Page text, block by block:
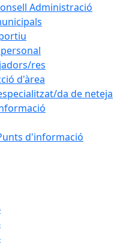
Administració
res
d'àrea
da de neteja
d'informació